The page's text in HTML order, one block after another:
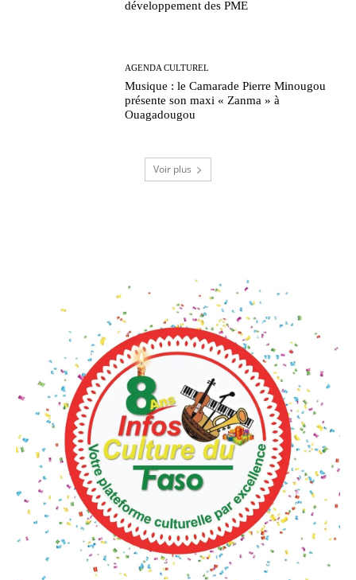
développement des PME
AGENDA CULTUREL
Musique : le Camarade Pierre Minougou
présente son maxi « Zanma » à
Ouagadougou
Voir plus